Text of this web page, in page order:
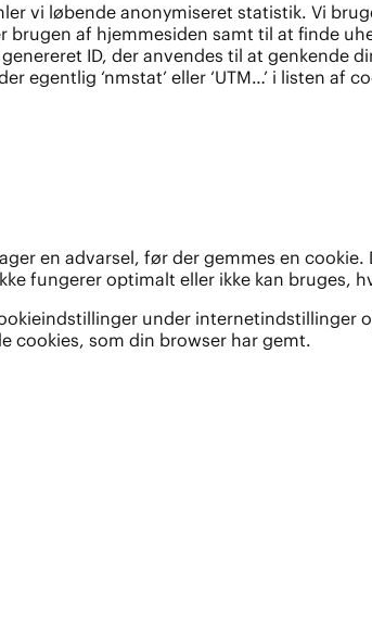
vi løbende anonymiseret statistik. Vi
af hjemmesiden samt til at finde
ID, der anvendes til at genkende
‘nmstat’ eller ‘UTM…’ i listen af
en advarsel, før der gemmes en cookie.
fungerer optimalt eller ikke kan bruges,
under internetindstillinger
cookies, som din browser har gemt.